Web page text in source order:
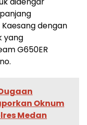
dengan
yang
G650ER
Oknum
Medan